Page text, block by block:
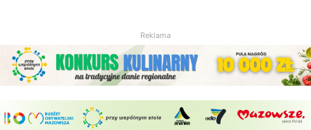
Reklama